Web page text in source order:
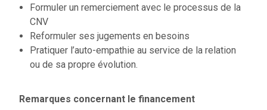
Formuler un remerciement avec le processus de la
CNV
Reformuler ses jugements en besoins
Pratiquer l’auto-empathie au service de la relation
ou de sa propre évolution.
Remarques concernant le financement